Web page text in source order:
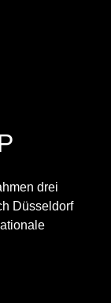
drei
Düsseldorf